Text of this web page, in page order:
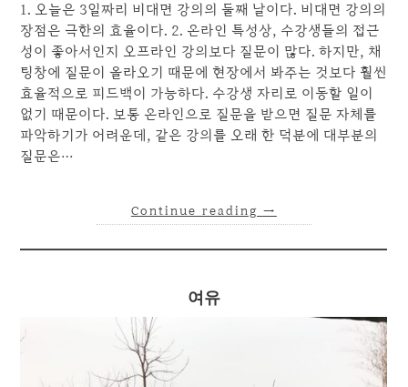
1. 오늘은 3일짜리 비대면 강의의 둘째 날이다. 비대면 강의의
장점은 극한의 효율이다. 2. 온라인 특성상, 수강생들의 접근
성이 좋아서인지 오프라인 강의보다 질문이 많다. 하지만, 채
팅창에 질문이 올라오기 때문에 현장에서 봐주는 것보다 훨씬
효율적으로 피드백이 가능하다. 수강생 자리로 이동할 일이
없기 때문이다. 보통 온라인으로 질문을 받으면 질문 자체를
파악하기가 어려운데, 같은 강의를 오래 한 덕분에 대부분의
질문은…
Continue reading →
여유